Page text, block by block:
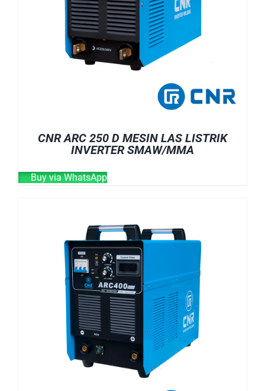
CNR ARC 250 D MESIN LAS LISTRIK
INVERTER SMAW/MMA
Buy via WhatsApp